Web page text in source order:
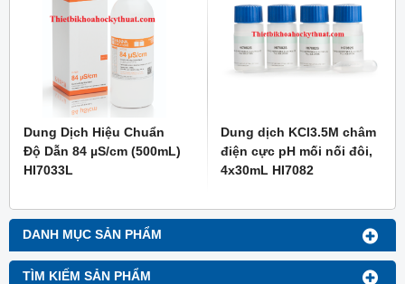
DANH MỤC SẢN PHẨM
TÌM KIẾM SẢN PHẨM
Dung Dịch Hiệu Chuẩn
Độ Dẫn 84 µS/cm (500mL)
HI7033L
Dung dịch KCl3.5M châm
điện cực pH mối nối đôi,
4x30mL HI7082